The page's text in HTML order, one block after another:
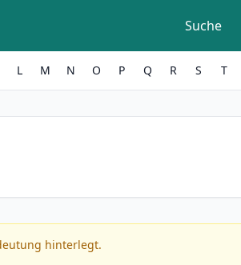
Suche
L M N O P Q R S T
hinterlegt.